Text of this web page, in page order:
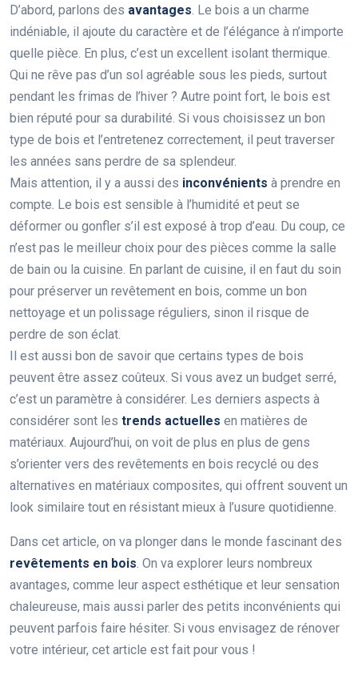
D’abord, parlons des avantages. Le bois a un charme
indéniable, il ajoute du caractère et de l’élégance à n’importe
quelle pièce. En plus, c’est un excellent isolant thermique.
Qui ne rêve pas d’un sol agréable sous les pieds, surtout
pendant les frimas de l’hiver ? Autre point fort, le bois est
bien réputé pour sa durabilité. Si vous choisissez un bon
type de bois et l’entretenez correctement, il peut traverser
les années sans perdre de sa splendeur.
Mais attention, il y a aussi des inconvénients à prendre en
compte. Le bois est sensible à l’humidité et peut se
déformer ou gonfler s’il est exposé à trop d’eau. Du coup, ce
n’est pas le meilleur choix pour des pièces comme la salle
de bain ou la cuisine. En parlant de cuisine, il en faut du soin
pour préserver un revêtement en bois, comme un bon
nettoyage et un polissage réguliers, sinon il risque de
perdre de son éclat.
Il est aussi bon de savoir que certains types de bois
peuvent être assez coûteux. Si vous avez un budget serré,
c’est un paramètre à considérer. Les derniers aspects à
considérer sont les trends actuelles en matières de
matériaux. Aujourd’hui, on voit de plus en plus de gens
s’orienter vers des revêtements en bois recyclé ou des
alternatives en matériaux composites, qui offrent souvent un
look similaire tout en résistant mieux à l’usure quotidienne.
Dans cet article, on va plonger dans le monde fascinant des
revêtements en bois. On va explorer leurs nombreux
avantages, comme leur aspect esthétique et leur sensation
chaleureuse, mais aussi parler des petits inconvénients qui
peuvent parfois faire hésiter. Si vous envisagez de rénover
votre intérieur, cet article est fait pour vous !